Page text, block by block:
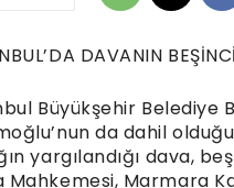
DAVANIN
Büyükşehir Belediye
da dahil
yargılandığı dava,
Mahkemesi, Marmara